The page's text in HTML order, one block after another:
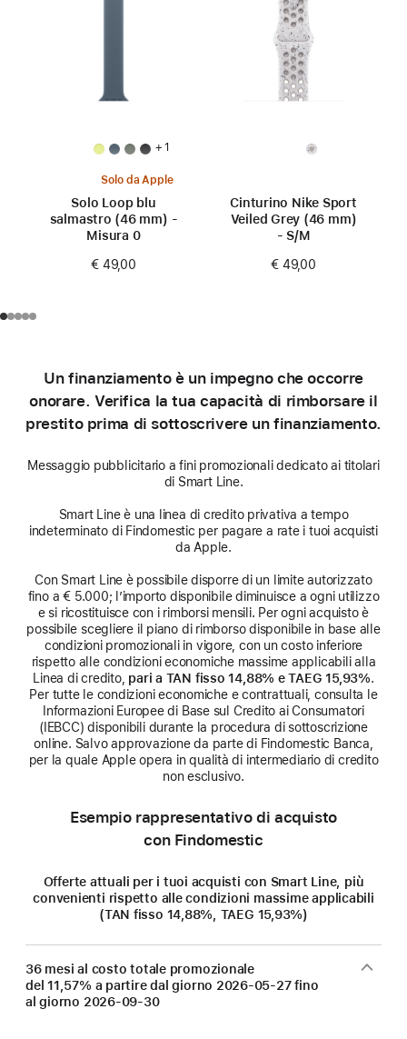
+ 1
Solo da Apple
Solo Loop blu
salmastro (46 mm) -
Misura 0
€ 49,00
Cinturino Nike Sport
Veiled Grey (46 mm)
- S/M
€ 49,00
Un finanziamento è un impegno che occorre
onorare. Verifica la tua capacità di rimborsare il
prestito prima di sottoscrivere un finanziamento.
Messaggio pubblicitario a fini promozionali dedicato ai titolari
di Smart Line.
Smart Line è una linea di credito privativa a tempo
indeterminato di Findomestic per pagare a rate i tuoi acquisti
da Apple.
Con Smart Line è possibile disporre di un limite autorizzato
fino a € 5.000; l’importo disponibile diminuisce a ogni utilizzo
e si ricostituisce con i rimborsi mensili. Per ogni acquisto è
possibile scegliere il piano di rimborso disponibile in base alle
condizioni promozionali in vigore, con un costo inferiore
rispetto alle condizioni economiche massime applicabili alla
Linea di credito, pari a TAN fisso 14,88% e TAEG 15,93%.
Per tutte le condizioni economiche e contrattuali, consulta le
Informazioni Europee di Base sul Credito ai Consumatori
(IEBCC) disponibili durante la procedura di sottoscrizione
online. Salvo approvazione da parte di Findomestic Banca,
per la quale Apple opera in qualità di intermediario di credito
non esclusivo.
Esempio rappresentativo di acquisto
con Findomestic
Offerte attuali per i tuoi acquisti con Smart Line, più
convenienti rispetto alle condizioni massime applicabili
(TAN fisso 14,88%, TAEG 15,93%)
36 mesi al costo totale promozionale
del 11,57% a partire dal giorno 2026-05-27fino
al giorno 2026-09-30